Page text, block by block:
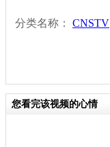
分类名称： CNSTV
您看完该视频的心情